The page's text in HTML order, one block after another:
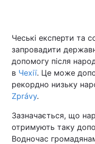
Чеські експерти та
запровадити
допомогу після
в Чехії. Це може
рекордно низьку
Zprávy.
Зазначається, що
отримують таку
Водночас